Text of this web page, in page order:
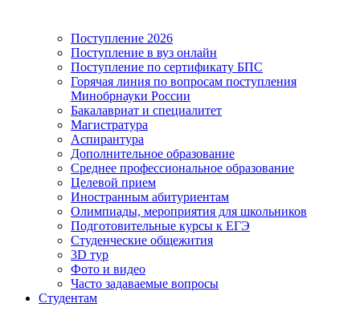
Поступление 2026
Поступление в вуз онлайн
Поступление по сертификату БПС
Горячая линия по вопросам поступления
Минобрнауки России
Бакалавриат и специалитет
Магистратура
Аспирантура
Дополнительное образование
Среднее профессиональное образование
Целевой прием
Иностранным абитуриентам
Олимпиады, мероприятия для школьников
Подготовительные курсы к ЕГЭ
Студенческие общежития
3D тур
Фото и видео
Часто задаваемые вопросы
Студентам